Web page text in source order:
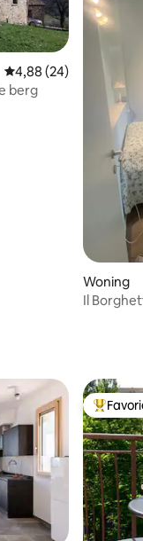
Gemiddelde
4,88 (24)
berg
Woning
Il Borghetto